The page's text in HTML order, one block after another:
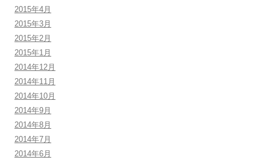
2015年4月
2015年3月
2015年2月
2015年1月
2014年12月
2014年11月
2014年10月
2014年9月
2014年8月
2014年7月
2014年6月